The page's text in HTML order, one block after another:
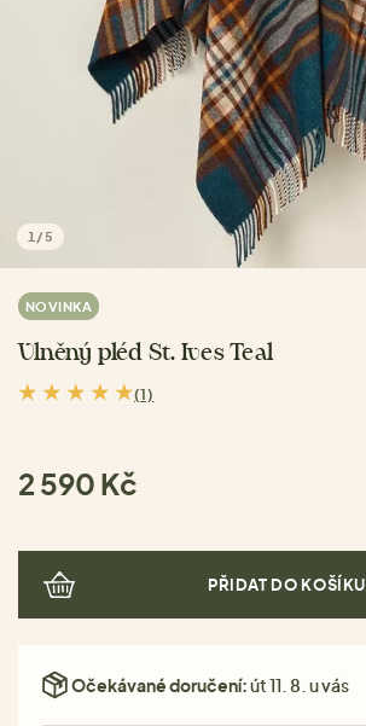
1 /5
NOVINKA
Vlněný pléd St. Ives Teal
(1)
2 590 Kč
PŘIDAT DO KOŠÍKU
Očekávané doručení:út 11. 8. u vás